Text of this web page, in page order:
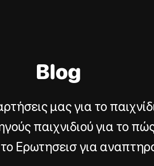
Blog
μας για το
παιχνιδιού για το
το Ερωτησεισ για